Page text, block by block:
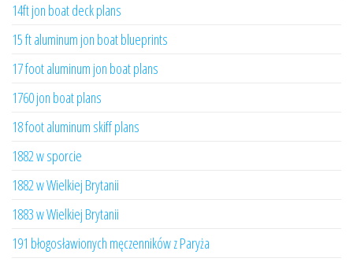
14ft jon boat deck plans
15 ft aluminum jon boat blueprints
17 foot aluminum jon boat plans
1760 jon boat plans
18 foot aluminum skiff plans
1882 w sporcie
1882 w Wielkiej Brytanii
1883 w Wielkiej Brytanii
191 błogosławionych męczenników z Paryża